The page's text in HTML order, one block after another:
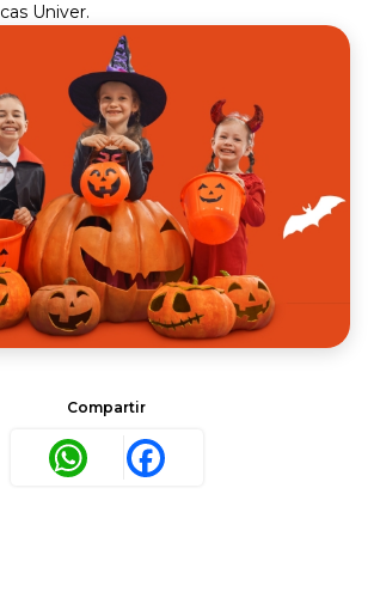
Univer.
Compartir
WhatsAppFacebook